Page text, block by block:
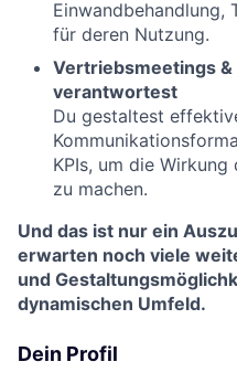
Einwandbehandlung,
für deren Nutzung.
Vertriebsmeetings
verantwortest
Du gestaltest
KPIs, um die
zu machen.
Und das ist nur ein
erwarten noch viele
und
dynamischen Umfeld.
Dein Profil